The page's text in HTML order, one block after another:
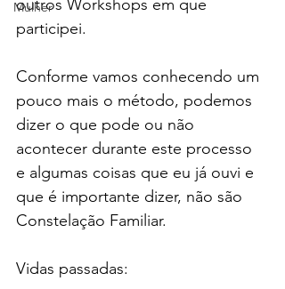
Mulher
outros Workshops em que
participei.
Conforme vamos conhecendo um
pouco mais o método, podemos
dizer o que pode ou não
acontecer durante este processo
e algumas coisas que eu já ouvi e
que é importante dizer, não são
Constelação Familiar.
Vidas passadas: